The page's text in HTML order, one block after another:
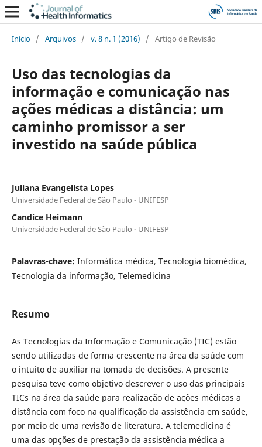
Início / Arquivos / v. 8 n. 1 (2016) / Artigo de Revisão
Uso das tecnologias da
informação e comunicação nas
ações médicas a distância: um
caminho promissor a ser
investido na saúde pública
Juliana Evangelista Lopes
Universidade Federal de São Paulo - UNIFESP
Candice Heimann
Universidade Federal de São Paulo - UNIFESP
Palavras-chave: Informática médica, Tecnologia biomédica,
Tecnologia da informação, Telemedicina
Resumo
As Tecnologias da Informação e Comunicação (TIC) estão
sendo utilizadas de forma crescente na área da saúde com
o intuito de auxiliar na tomada de decisões. A presente
pesquisa teve como objetivo descrever o uso das principais
TICs na área da saúde para realização de ações médicas a
distância com foco na qualificação da assistência em saúde,
por meio de uma revisão de literatura. A telemedicina é
uma das opções de prestação da assistência médica a